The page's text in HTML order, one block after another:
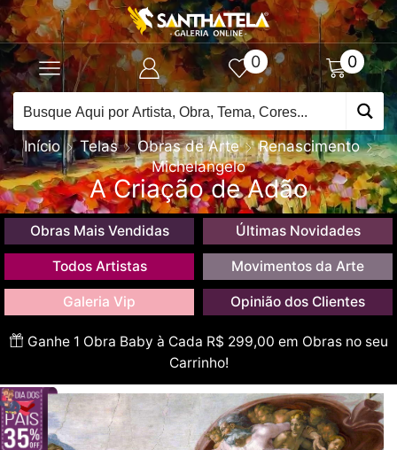
0 0
Início Telas Obras de Arte
Renascimento
Michelangelo
A Criação de Adão
Obras Mais Vendidas Últimas Novidades
Todos Artistas Movimentos da Arte
Galeria Vip Opinião dos Clientes
Ganhe 1 Obra Baby à Cada R$ 299,00 em Obras no seu
Carrinho!